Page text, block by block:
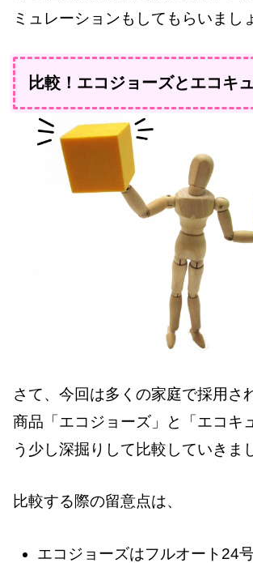
ミュレーションもしてもらいまし
比較！エコジョーズとエコキ
さて、今回は多くの家庭で採用さ
商品「エコジョーズ」と「エコキ
う少し深掘りして比較していきま
比較する際の留意点は、
エコジョーズはフルオート24